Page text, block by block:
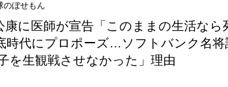
のぼせもん
康に医師が宣告「このままの生活なら
時代にプロポーズ…ソフトバンク名将
を生観戦させなかった」理由